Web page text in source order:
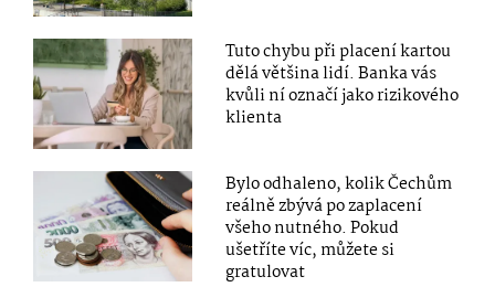
Tuto chybu při placení kartou
dělá většina lidí. Banka vás
kvůli ní označí jako rizikového
klienta
Bylo odhaleno, kolik Čechům
reálně zbývá po zaplacení
všeho nutného. Pokud
ušetříte víc, můžete si
gratulovat